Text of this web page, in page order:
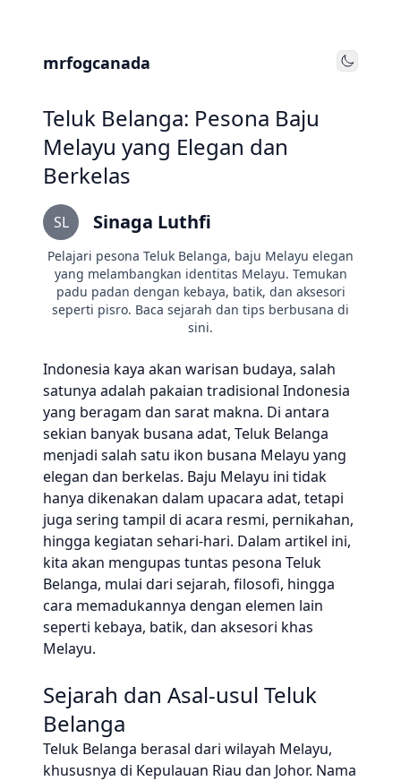
mrfogcanada Toggle
Teluk Belanga: Pesona Baju
Melayu yang Elegan dan
Berkelas
SL Sinaga Luthfi
Pelajari pesona Teluk Belanga, baju Melayu elegan
yang melambangkan identitas Melayu. Temukan
padu padan dengan kebaya, batik, dan aksesori
seperti pisro. Baca sejarah dan tips berbusana di
sini.
Indonesia kaya akan warisan budaya, salah
satunya adalah pakaian tradisional Indonesia
yang beragam dan sarat makna. Di antara
sekian banyak busana adat, Teluk Belanga
menjadi salah satu ikon busana Melayu yang
elegan dan berkelas. Baju Melayu ini tidak
hanya dikenakan dalam upacara adat, tetapi
juga sering tampil di acara resmi, pernikahan,
hingga kegiatan sehari-hari. Dalam artikel ini,
kita akan mengupas tuntas pesona Teluk
Belanga, mulai dari sejarah, filosofi, hingga
cara memadukannya dengan elemen lain
seperti kebaya, batik, dan aksesori khas
Melayu.
Sejarah dan Asal-usul Teluk
Belanga
Teluk Belanga berasal dari wilayah Melayu,
khususnya di Kepulauan Riau dan Johor. Nama